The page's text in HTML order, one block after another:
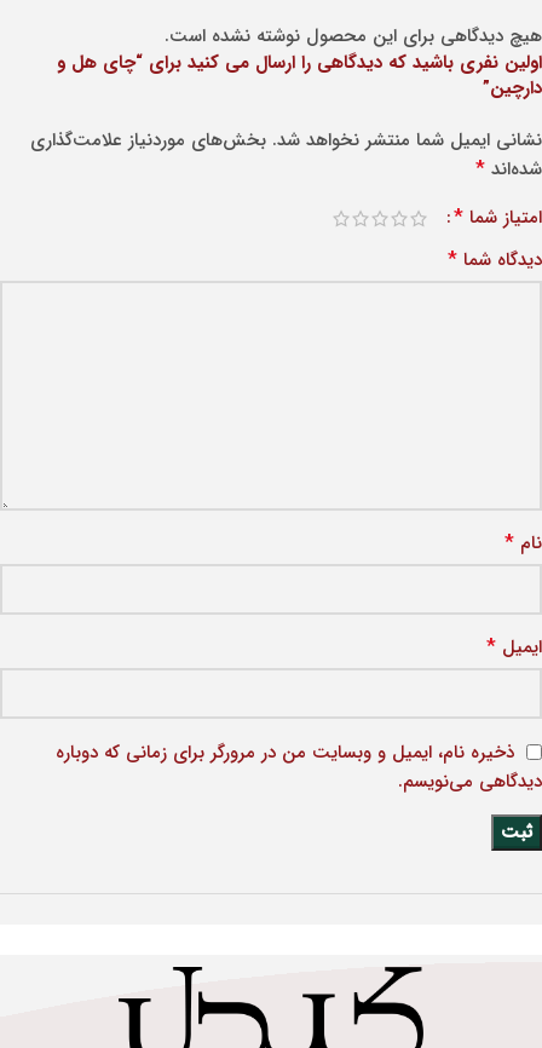
هیچ دیدگاهی برای این محصول نوشته نشده است.
اولین نفری باشید که دیدگاهی را ارسال می کنید برای “چای هل و
دارچین”
نشانی ایمیل شما منتشر نخواهد شد. بخش‌های موردنیاز علامت‌گذاری
شده‌اند *
امتیاز شما *
دیدگاه شما *
نام *
ایمیل *
ذخیره نام، ایمیل و وبسایت من در مرورگر برای زمانی که دوباره
دیدگاهی می‌نویسم.